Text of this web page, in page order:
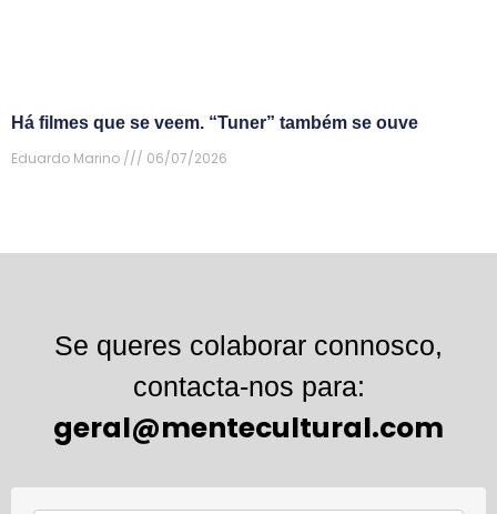
Há filmes que se veem. “Tuner” também se ouve
Eduardo Marino
06/07/2026
Se queres colaborar connosco,
contacta-nos para:
geral@mentecultural.com